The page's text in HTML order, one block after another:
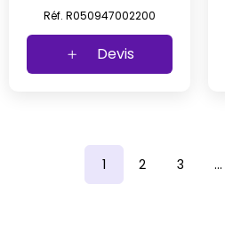
23-145 +2 prix net
Réf. R050947002200
Devis
1 2 3 …